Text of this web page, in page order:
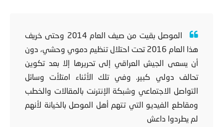
الموصل بقيت من صيف العام 2014 وحتى خريف
هذا العام 2016 تحت احتلال تنظيم دموي وحشي، دون
أن يسعى الجيش العراقي إلى تحريرها إلا بعد تكوين
تحالف دولي كبير. وفي تلك الأثناء امتلأت وسائل
التواصل الاجتماعي وشبكة الإنترنت بالمقالات والخطب
ومقاطع الفيديو التي تتهم أهل الموصل بالخيانة لأنهم
لم يطردوا داعش